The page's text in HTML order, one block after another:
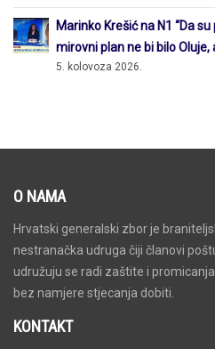
Marinko Krešić na N1 “Da
mirovni plan ne bi bilo Oluje,
5. kolovoza 2026.
O NAMA
Hrvatski generalski zbor je
nestranačka udruga čiji članovi
udružuju se radi zaštite i
bez namjere stjecanja dobiti.
KONTAKT